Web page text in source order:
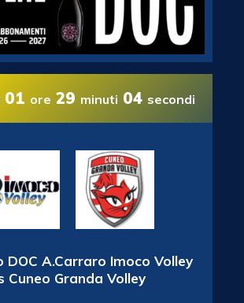
01 ore 29 minuti 03 secondi
DOC A.Carraro Imoco Volley
Cuneo Granda Volley